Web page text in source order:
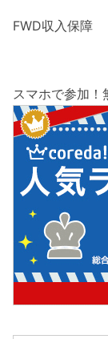
FWD収入保障
スマホで参加！